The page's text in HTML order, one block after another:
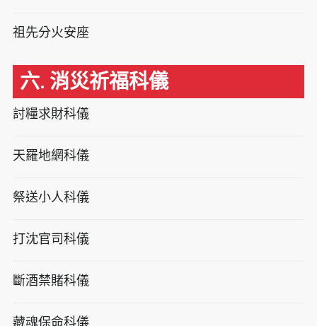
祖先分火安座
六. 消災祈福科儀
討糧求財科儀
天羅地網科儀
祭送小人科儀
打沈官司科儀
斷酒禁賭科儀
藏魂保命科儀